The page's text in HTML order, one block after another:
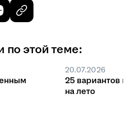
по этой теме:
20.07.2026
25 вариантов
на лето